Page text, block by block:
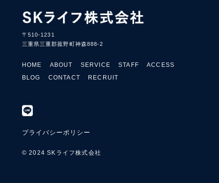
〒510-1231
三重県三重郡菰野町神森888-2
HOME ABOUT SERVICE STAFF
ACCESS
BLOG
CONTACT RECRUIT
プライバシーポリシー
© 2024 SKライフ株式会社